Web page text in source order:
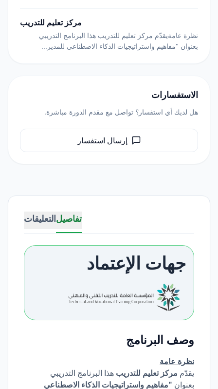
تفاصيلالتعليقات
جهات الإعتماد
وصف البرنامج
نظرة عامة
يقدّم مركز تعليم للتدريب هذا البرنامج التدريبي
بعنوان "مفاهيم واستراتيجيات الذكاء الاصطناعي
مركز تعليم للتدريب
نظرة عامةيقدّم مركز تعليم للتدريب هذا البرنامج التدريبي
بعنوان "مفاهيم واستراتيجيات الذكاء الاصطناعي للمدير...
الاستفسارات
هل لديك أي استفسار؟ تواصل مع مقدم الدورة مباشرة.
إرسال استفسار